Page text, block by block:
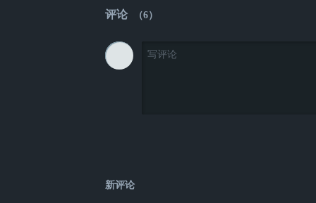
评论 （6）
新评论